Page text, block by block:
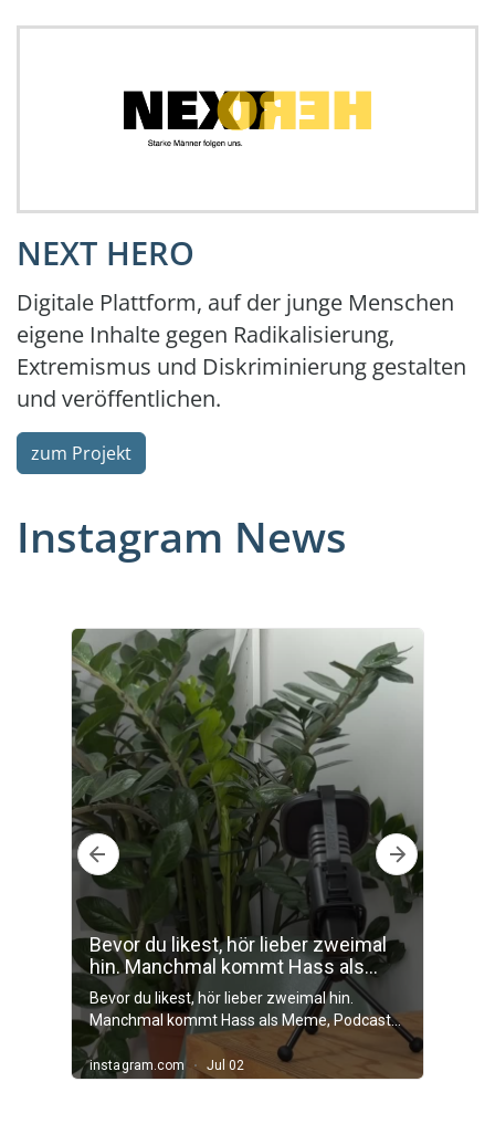
NEXT HERO
Digitale Plattform, auf der junge Menschen
eigene Inhalte gegen Radikalisierung,
Extremismus und Diskriminierung gestalten
und veröffentlichen.
zum Projekt
Instagram News